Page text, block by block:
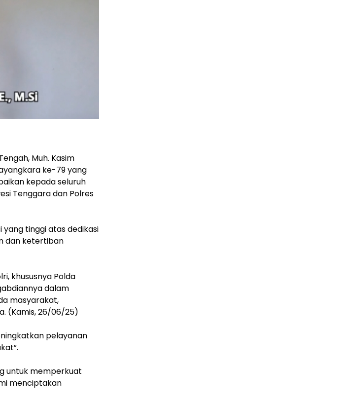
Muh. Kasim
ke-79 yang
kepada seluruh
Tenggara dan Polres
tinggi atas dedikasi
dan ketertiban
khususnya Polda
dalam
masyarakat,
(Kamis, 26/06/25)
pelayanan
untuk memperkuat
menciptakan